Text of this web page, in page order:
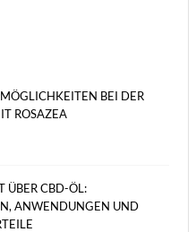
BEI DER
ROSAZEA
ÜBER CBD-ÖL:
ANWENDUNGEN UND